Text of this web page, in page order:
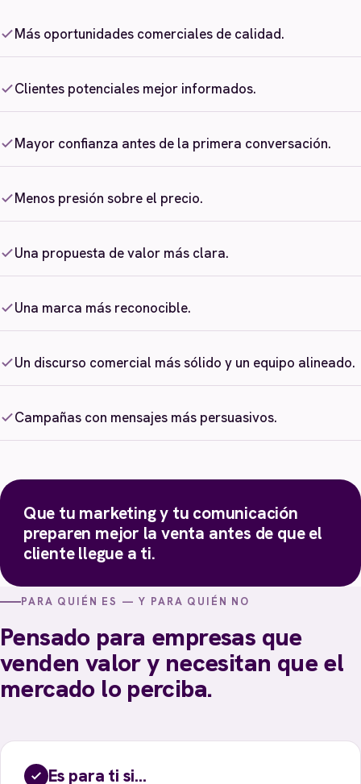
Más oportunidades comerciales de calidad.
Clientes potenciales mejor informados.
Mayor confianza antes de la primera conversación.
Menos presión sobre el precio.
Una propuesta de valor más clara.
Una marca más reconocible.
Un discurso comercial más sólido y un equipo alineado.
Campañas con mensajes más persuasivos.
Que tu marketing y tu comunicación
preparen mejor la venta antes de que el
cliente llegue a ti.
PARA QUIÉN ES — Y PARA QUIÉN NO
Pensado para empresas que
venden valor y necesitan que el
mercado lo perciba.
Es para ti si…